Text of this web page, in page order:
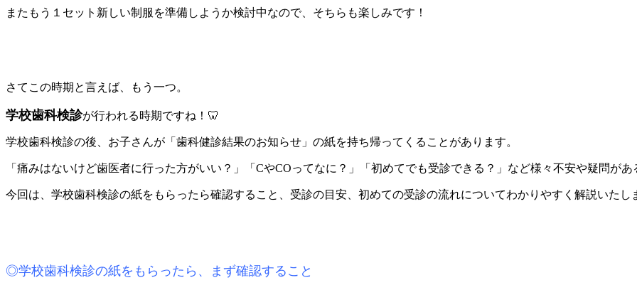
またもう１セット新しい制服を準備しようか検討中なので、そちらも楽しみです！
さてこの時期と言えば、もう一つ。
学校歯科検診が行われる時期ですね！🦷
学校歯科検診の後、お子さんが「歯科健診結果のお知らせ」の紙を持ち帰ってくることがあります。
「痛みはないけど歯医者に行った方がいい？」「CやCOってなに？」「初めてでも受診できる？」など様々不安や疑問が
今回は、学校歯科検診の紙をもらったら確認すること、受診の目安、初めての受診の流れについてわかりやすく解説いたし
◎学校歯科検診の紙をもらったら、まず確認すること